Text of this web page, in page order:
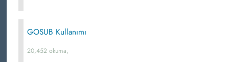
GOSUB Kullanımı
20,452 okuma,